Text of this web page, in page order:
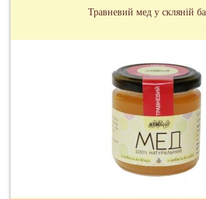
Травневий мед у скляній